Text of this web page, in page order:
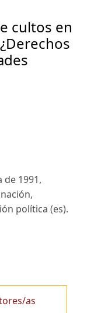
cultos en
1991,
política (es).
as